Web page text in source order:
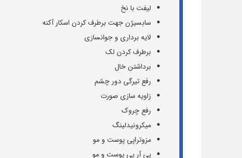
لیفت با نخ
سابسیژن جهت برطرف کردن اسکار آکنه
لایه برداری و جوانسازی
برطرف کردن لک
برداشتن خال
رفع تیرگی دور چشم
زاویه سازی صورت
رفع چروک
میکرونیدلینگ
مزوتراپی پوست و مو
پی آر پی پوست و مو